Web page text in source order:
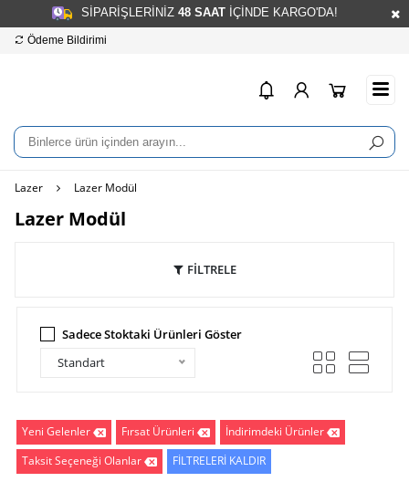
SİPARİŞLERİNİZ 48SAATİÇİNDE KARGO'DA!
Ödeme Bildirimi
Lazer Lazer Modül
Lazer Modül
FİLTRELE
Sadece Stoktaki Ürünleri Göster
Standart
Yeni Gelenler Fırsat Ürünleri
İndirimdeki Ürünler
Taksit Seçeneği Olanlar
FİLTRELERİ KALDIR